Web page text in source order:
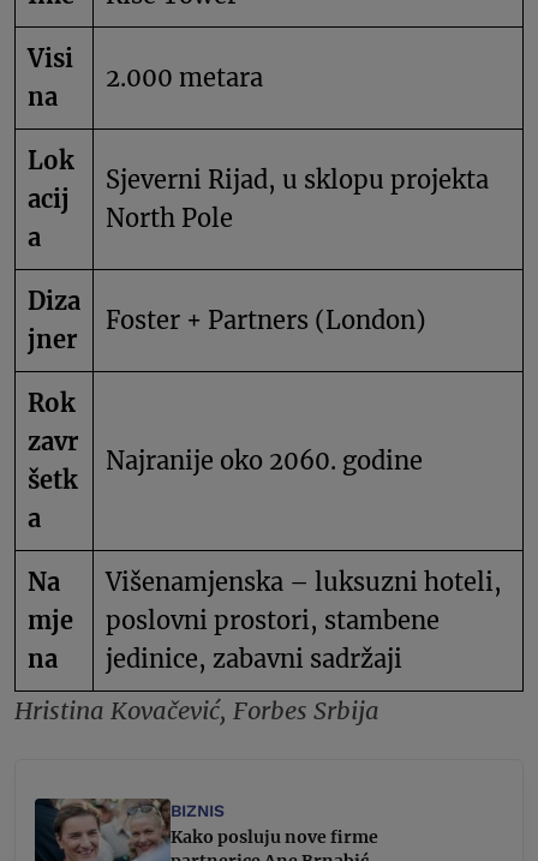
Visi
na
2.000 metara
Lok
acij
a
Sjeverni Rijad, u sklopu projekta
North Pole
Diza
jner
Foster + Partners (London)
Rok
zavr
šetk
a
Najranije oko 2060. godine
Na
mje
na
Višenamjenska – luksuzni hoteli,
poslovni prostori, stambene
jedinice, zabavni sadržaji
Hristina Kovačević, Forbes Srbija
BIZNIS
Kako posluju nove firme